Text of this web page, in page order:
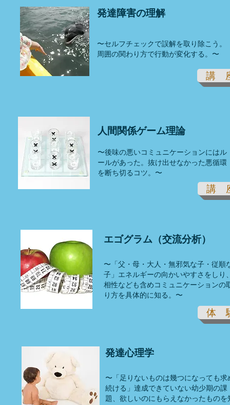
発達障害の理解
〜セルフチェックで誤解を取り除こう。
周囲の関わり方で行動が変化する。〜
講
人間関係ゲーム理論
〜後味の悪いコミュニケーションにはル
ールがあった。抜け出せなかった悪循環
を断ち切るコツ。〜
講
エゴグラム（交流分析）
〜「父・母・大人・無邪気な子・従順
子」エネルギーの向かいやすさをしり
相性なども含めコミュニケーションの
り方を具体的に知る。〜
体
発達心理学
〜「足りないものは幾つになっても求
続ける」達成できていない幼少期の課
題、欲しいのにもらえなかったものを